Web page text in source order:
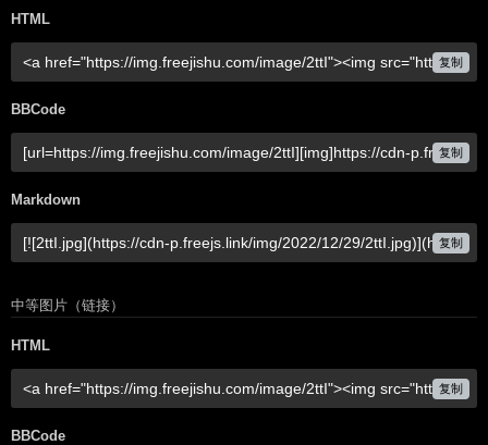
HTML
复制
BBCode
复制
Markdown
复制
中等图片（链接）
HTML
复制
BBCode